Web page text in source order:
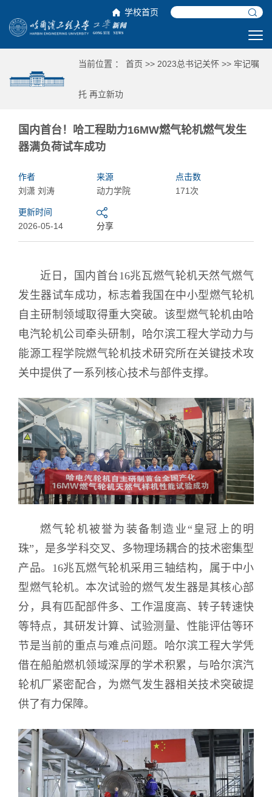
学校首页
当前位置 ： 首页 >> 2023总书记关怀 >> 牢记嘱
托 再立新功
国内首台！哈工程助力16MW燃气轮机燃气发生
器满负荷试车成功
作者
刘潇 刘涛
来源
动力学院
点击数
171次
更新时间
2026-05-14
分享
近日，国内首台16兆瓦燃气轮机天然气燃气
发生器试车成功，标志着我国在中小型燃气轮机
自主研制领域取得重大突破。该型燃气轮机由哈
电汽轮机公司牵头研制，哈尔滨工程大学动力与
能源工程学院燃气轮机技术研究所在关键技术攻
关中提供了一系列核心技术与部件支撑。
燃气轮机被誉为装备制造业“皇冠上的明
珠”，是多学科交叉、多物理场耦合的技术密集型
产品。16兆瓦燃气轮机采用三轴结构，属于中小
型燃气轮机。本次试验的燃气发生器是其核心部
分，具有匹配部件多、工作温度高、转子转速快
等特点，其研发计算、试验测量、性能评估等环
节是当前的重点与难点问题。哈尔滨工程大学凭
借在船舶燃机领域深厚的学术积累，与哈尔滨汽
轮机厂紧密配合，为燃气发生器相关技术突破提
供了有力保障。